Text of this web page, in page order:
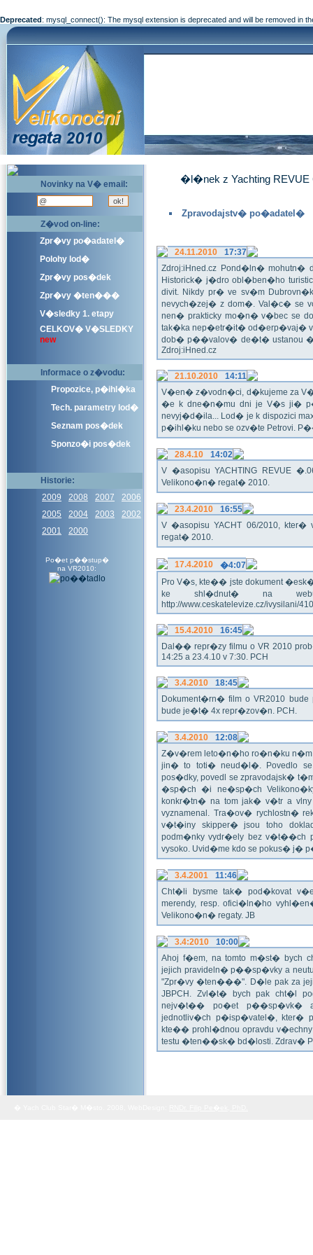
Deprecated: mysql_connect(): The mysql extension is deprecated and will be removed in
Novinky na V� email:
Z�vod on-line:
Zpr�vy po�adatel�
Polohy lod�
Zpr�vy pos�dek
Zpr�vy �ten���
V�sledky 1. etapy
CELKOV� V�SLEDKY
new
Informace o z�vodu:
Propozice, p�ihl�ka
Tech. parametry lod�
Seznam pos�dek
Sponzo�i pos�dek
Historie:
2009
2008 2007
2006
2005
2004 2003
2002
2001
2000
Po�et p��stup�
na VR2010:
�l�nek z Yachting REVUE
Zpravodajstv� po�adatel�
24.11.2010
17:37
Zdroj:iHned.cz Pond�ln�
Historick� j�dro obl�ben�ho
divit. Nikdy pr� ve sv�m
nevych�zej� z dom�. Val�c� se
nen� prakticky mo�n� v�bec se
tak�ka nep�etr�it� od�erp�vaj�
dob� p��valov� de�t� ustanou
Zdroj:iHned.cz
21.10.2010
14:11
V�en� z�vodn�ci, d�kujeme za V�
�e k dne�n�mu dni je V�s ji�
nevyj�d�ila... Lod� je k dispozici
p�ihl�ku nebo se ozv�te Petrovi.
28.4.10
14:02
V �asopisu YACHTING REVUE
Velikono�n� regat� 2010.
23.4.2010
16:55
V �asopisu YACHT 06/2010,
regat� 2010.
17.4.2010
�4:07
Pro V�s, kte�� jste dokument
ke shl�dnut� na
http://www.ceskatelevize.cz/ivysilani/
15.4.2010
16:45
Dal�� repr�zy filmu o VR 2010
14:25 a 23.4.10 v 7:30. PCH
3.4.2010
18:45
Dokument�rn� film o VR2010
bude je�t� 4x repr�zov�n. PCH.
3.4.2010
12:08
Z�v�rem leto�n�ho ro�n�ku n�m
jin� to toti� neud�l�. Povedlo
pos�dky, povedl se zpravodajsk�
�sp�ch �i ne�sp�ch
konkr�tn� na tom jak� v�tr a
vyznamenal. Tra�ov� rychlostn�
v�t�iny skipper� jsou toho
podm�nky vydr�ely bez v�t��ch
vysoko. Uvid�me kdo se pokus� j�
3.4.2001
11:46
Cht�li bysme tak� pod�kovat
merendy, resp. ofici�ln�ho
Velikono�n� regaty. JB
3.4:2010
10:00
Ahoj f�em, na tomto m�st� bych
jejich pravideln� p��sp�vky a
"Zpr�vy �ten���". D�le pak za
JBPCH. Zvl�t� bych pak cht�l
nejv�t�� po�et p��sp�vk�
jednotliv�ch p�isp�vatel�, kter�
kte�� prohl�dnou opravdu
testu �ten��sk� bd�losti. Zdrav�